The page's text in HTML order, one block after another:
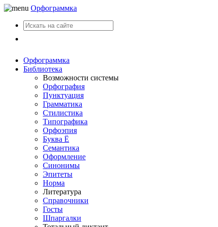
Орфограммка
Орфограммка
Библиотека
Возможности системы
Орфография
Пунктуация
Грамматика
Стилистика
Типографика
Орфоэпия
Буква Ё
Семантика
Оформление
Синонимы
Эпитеты
Норма
Литература
Справочники
Госты
Шпаргалки